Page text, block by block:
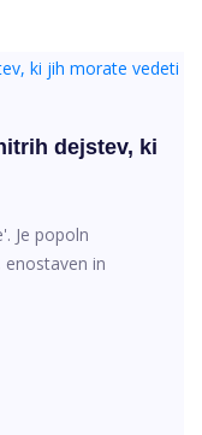
dejstev, ki
Je popoln
in